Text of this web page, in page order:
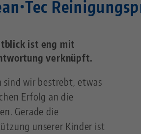
ist eng mit
verknüpft.
sind wir bestrebt, etwas
Erfolg an die
Gerade die
unserer Kinder ist